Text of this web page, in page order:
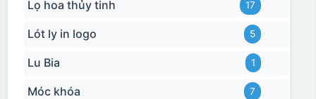
Lọ hoa thủy tinh 17
Lót ly in logo 5
Lu Bia 1
Móc khóa 7